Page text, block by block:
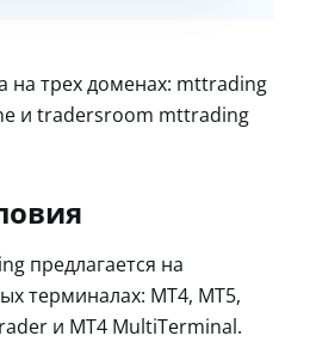
на трех доменах: mttrading
и tradersroom mttrading
предлагается на
терминалах: MT4, MT5,
и MT4 MultiTerminal.